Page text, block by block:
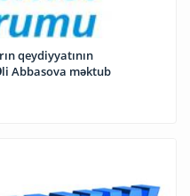
qeydiyyatının
məktub